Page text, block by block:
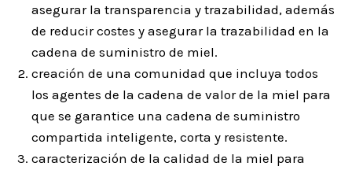
asegurar la transparencia y trazabilidad, además
de reducir costes y asegurar la trazabilidad en la
cadena de suministro de miel.
creación de una comunidad que incluya todos
los agentes de la cadena de valor de la miel para
que se garantice una cadena de suministro
compartida inteligente, corta y resistente.
caracterización de la calidad de la miel para